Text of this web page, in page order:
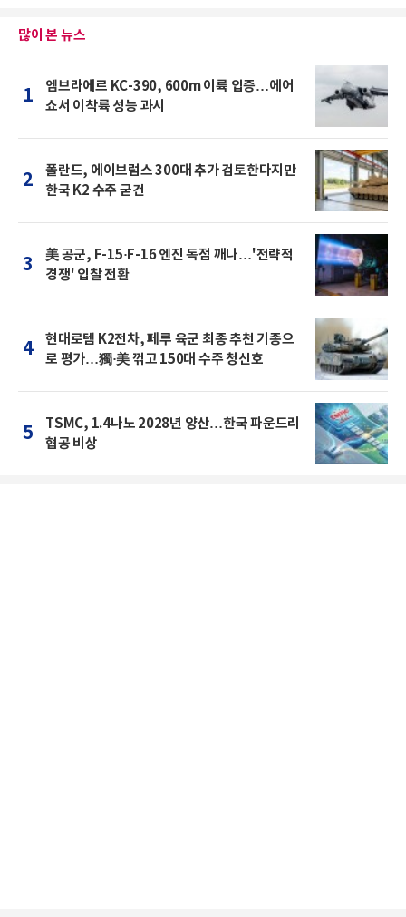
많이 본 뉴스
1
엠브라에르 KC-390, 600m 이륙 입증…에어
쇼서 이착륙 성능 과시
2
폴란드, 에이브럼스 300대 추가 검토한다지만
한국 K2 수주 굳건
3
美 공군, F-15·F-16 엔진 독점 깨나…'전략적
경쟁' 입찰 전환
4
현대로템 K2전차, 페루 육군 최종 추천 기종으
로 평가…獨·美 꺾고 150대 수주 청신호
5
TSMC, 1.4나노 2028년 양산…한국 파운드리
협공 비상